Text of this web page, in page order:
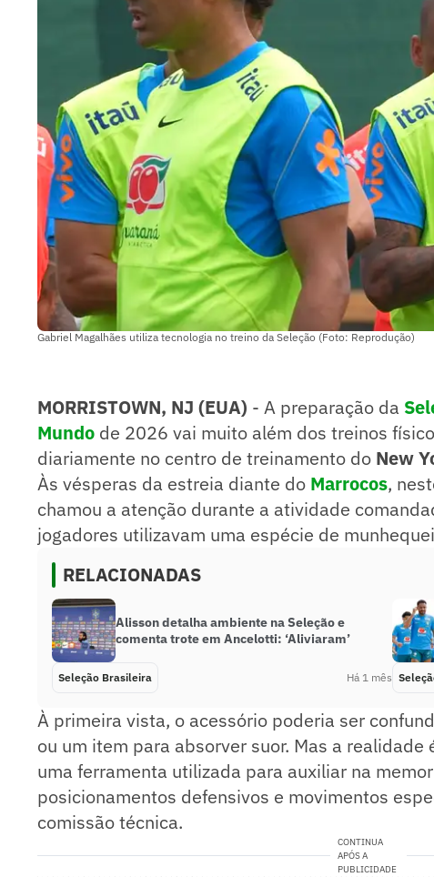
Gabriel Magalhães utiliza tecnologia no treino da Seleção (Foto: Reprodução)
MORRISTOWN, NJ (EUA) - A preparação da
Mundo de 2026 vai muito além dos treinos
diariamente no centro de treinamento do New
Às vésperas da estreia diante do Marrocos,
chamou a atenção durante a atividade
jogadores utilizavam uma espécie de
RELACIONADAS
Alisson detalha ambiente na Seleção e
comenta trote em Ancelotti: ‘Aliviaram’
Seleção Brasileira Há 1 mês
À primeira vista, o acessório poderia ser
ou um item para absorver suor. Mas a
uma ferramenta utilizada para auxiliar na
posicionamentos defensivos e movimentos
comissão técnica.
CONTINUA
APÓS A
PUBLICIDADE